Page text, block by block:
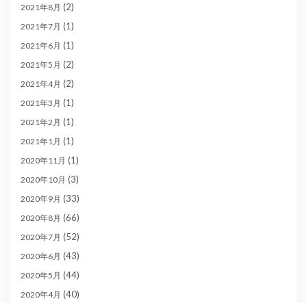
2021年8月 (2)
2021年7月 (1)
2021年6月 (1)
2021年5月 (2)
2021年4月 (2)
2021年3月 (1)
2021年2月 (1)
2021年1月 (1)
2020年11月 (1)
2020年10月 (3)
2020年9月 (33)
2020年8月 (66)
2020年7月 (52)
2020年6月 (43)
2020年5月 (44)
2020年4月 (40)